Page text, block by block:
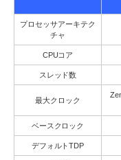
プロセッサアーキテク
チャ
CPUコア
スレッド数
最大クロック
ベースクロック
デフォルトTDP